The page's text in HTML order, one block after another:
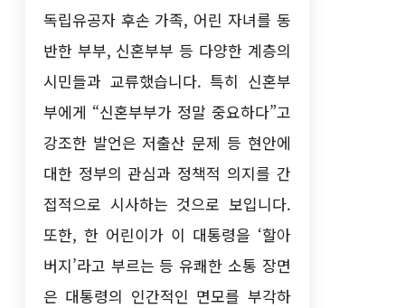
독립유공자 후손 가족, 어린 자녀를 동
반한 부부, 신혼부부 등 다양한 계층의
시민들과 교류했습니다. 특히 신혼부
부에게 “신혼부부가 정말 중요하다”고
강조한 발언은 저출산 문제 등 현안에
대한 정부의 관심과 정책적 의지를 간
접적으로 시사하는 것으로 보입니다.
또한, 한 어린이가 이 대통령을 ‘할아
버지’라고 부르는 등 유쾌한 소통 장면
은 대통령의 인간적인 면모를 부각하